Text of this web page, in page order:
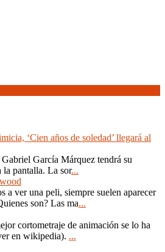
‘Cien años de soledad’ llegará al
García Márquez tendrá su
la pantalla. La sor...
a ver una peli, siempre suelen aparecer
son? Las ma...
cortometraje de animación se lo ha
en wikipedia). ...